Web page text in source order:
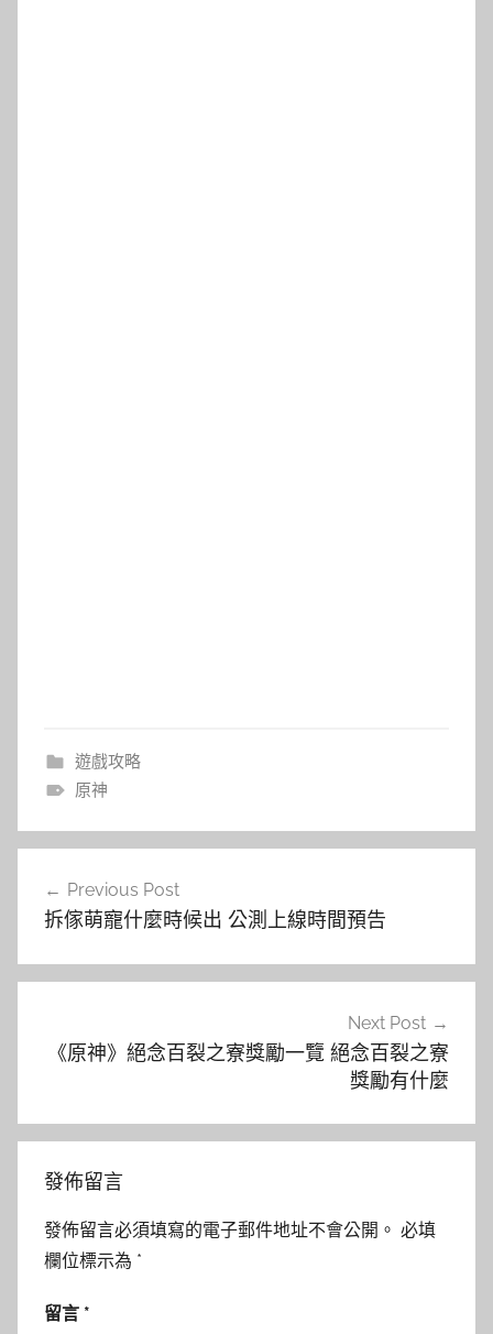
遊戲攻略
原神
章
覽
Previous Post
拆傢萌寵什麼時候出 公測上線時間預告
Next Post
《原神》絕念百裂之寮獎勵一覽 絕念百裂之寮
獎勵有什麼
發佈留言
發佈留言必須填寫的電子郵件地址不會公開。 必填
欄位標示為 *
留言 *